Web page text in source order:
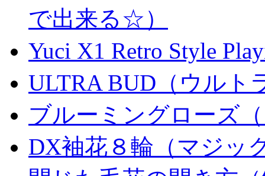
で出来る☆）
Yuci X1 Retro Style
ULTRA BUD（ウルト
ブルーミングローズ
DX袖花８輪（マジッ